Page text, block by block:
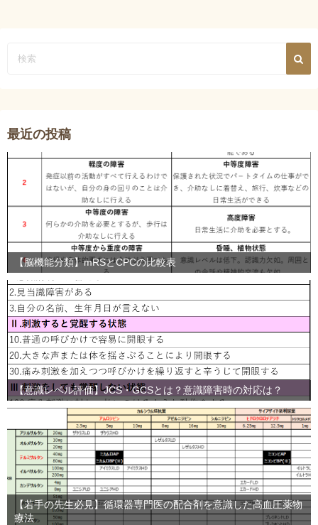
最近の投稿
【脳機能分類】mRSとCPCの比較表
【意識レベル評価】JCS・GCSとは？意識障害時の対応は？
【若手の先生必見】循環器専門医の配合剤を意識した高血圧薬物
療法